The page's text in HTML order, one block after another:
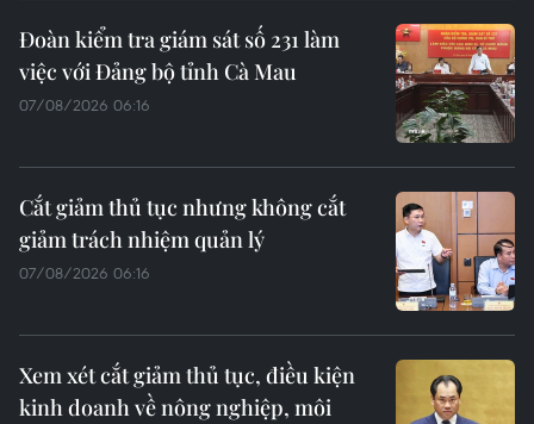
Đoàn kiểm tra giám sát số 231 làm
việc với Đảng bộ tỉnh Cà Mau
07/08/2026 06:16
Cắt giảm thủ tục nhưng không cắt
giảm trách nhiệm quản lý
07/08/2026 06:16
Xem xét cắt giảm thủ tục, điều kiện
kinh doanh về nông nghiệp, môi